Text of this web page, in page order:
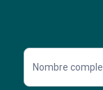
Contacto